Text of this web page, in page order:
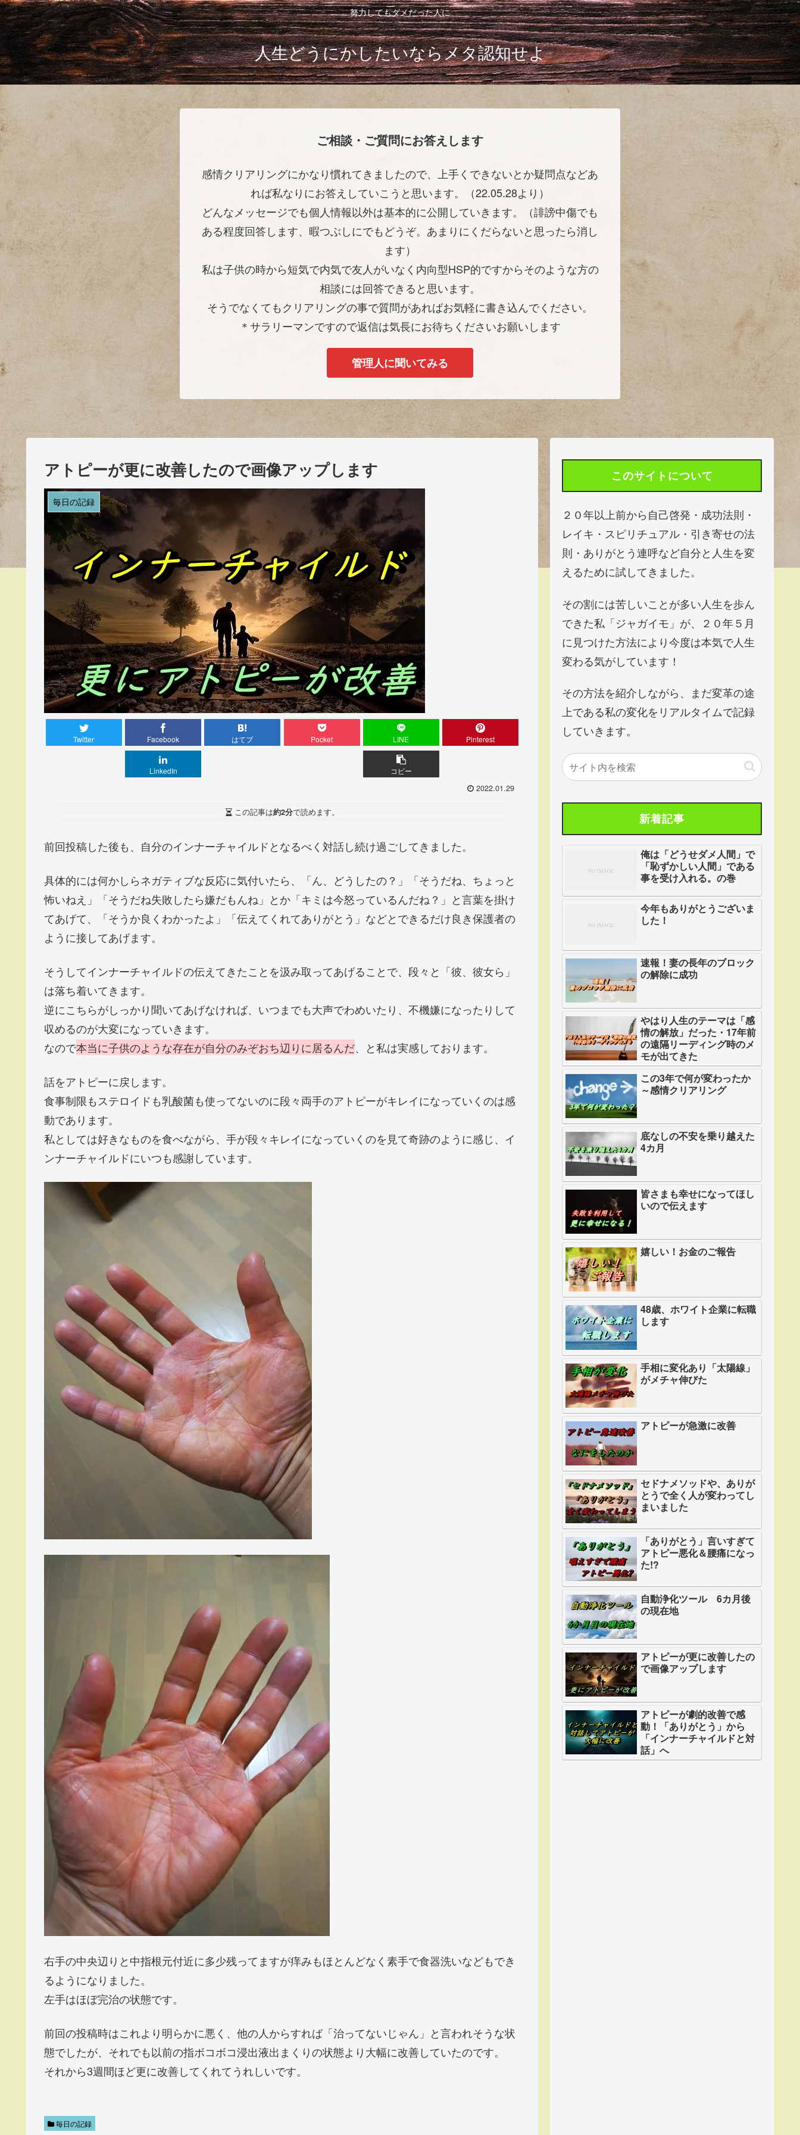
努力してもダメだった人に
人生どうにかしたいならメタ認知せよ
ご相談・ご質問にお答えします
感情クリアリングにかなり慣れてきましたので、上手くできないとか疑問点などあ
れば私なりにお答えしていこうと思います。（22.05.28より）
どんなメッセージでも個人情報以外は基本的に公開していきます。（誹謗中傷でも
ある程度回答します、暇つぶしにでもどうぞ。あまりにくだらないと思ったら消し
ます）
私は子供の時から短気で内気で友人がいなく内向型HSP的ですからそのような方の
相談には回答できると思います。
そうでなくてもクリアリングの事で質問があればお気軽に書き込んでください。
＊サラリーマンですので返信は気長にお待ちくださいお願いします
管理人に聞いてみる
アトピーが更に改善したので画像アップします
毎日の記録
Twitter Facebook はてブ Pocket LINE Pinterest
LinkedIn コピー
2022.01.29
この記事は約2分で読めます。
前回投稿した後も、自分のインナーチャイルドとなるべく対話し続け過ごしてきました。
具体的には何かしらネガティブな反応に気付いたら、「ん、どうしたの？」「そうだね、ちょっと
怖いねえ」「そうだね失敗したら嫌だもんね」とか「キミは今怒っているんだね？」と言葉を掛け
てあげて、「そうか良くわかったよ」「伝えてくれてありがとう」などとできるだけ良き保護者の
ように接してあげます。
そうしてインナーチャイルドの伝えてきたことを汲み取ってあげることで、段々と「彼、彼女ら」
は落ち着いてきます。
逆にこちらがしっかり聞いてあげなければ、いつまでも大声でわめいたり、不機嫌になったりして
収めるのが大変になっていきます。
なので本当に子供のような存在が自分のみぞおち辺りに居るんだ、と私は実感しております。
話をアトピーに戻します。
食事制限もステロイドも乳酸菌も使ってないのに段々両手のアトピーがキレイになっていくのは感
動であります。
私としては好きなものを食べながら、手が段々キレイになっていくのを見て奇跡のように感じ、イ
ンナーチャイルドにいつも感謝しています。
右手の中央辺りと中指根元付近に多少残ってますが痒みもほとんどなく素手で食器洗いなどもでき
るようになりました。
左手はほぼ完治の状態です。
前回の投稿時はこれより明らかに悪く、他の人からすれば「治ってないじゃん」と言われそうな状
態でしたが、それでも以前の指ボコボコ浸出液出まくりの状態より大幅に改善していたのです。
それから3週間ほど更に改善してくれてうれしいです。
毎日の記録
このサイトについて
２０年以上前から自己啓発・成功法則・
レイキ・スピリチュアル・引き寄せの法
則・ありがとう連呼など自分と人生を変
えるために試してきました。
その割には苦しいことが多い人生を歩ん
できた私「ジャガイモ」が、２０年５月
に見つけた方法により今度は本気で人生
変わる気がしています！
その方法を紹介しながら、まだ変革の途
上である私の変化をリアルタイムで記録
していきます。
新着記事
俺は「どうせダメ人間」で
「恥ずかしい人間」である
事を受け入れる。の巻
今年もありがとうございま
した！
速報！妻の長年のブロック
の解除に成功
やはり人生のテーマは「感
情の解放」だった・17年前
の遠隔リーディング時のメ
モが出てきた
この3年で何が変わったか
～感情クリアリング
底なしの不安を乗り越えた
4カ月
皆さまも幸せになってほし
いので伝えます
嬉しい！お金のご報告
48歳、ホワイト企業に転職
します
手相に変化あり「太陽線」
がメチャ伸びた
アトピーが急激に改善
セドナメソッドや、ありが
とうで全く人が変わってし
まいました
「ありがとう」言いすぎて
アトピー悪化＆腰痛になっ
た!?
自動浄化ツール 6カ月後
の現在地
アトピーが更に改善したの
で画像アップします
アトピーが劇的改善で感
動！「ありがとう」から
「インナーチャイルドと対
話」へ